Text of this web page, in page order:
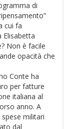
di
cui fa
Elisabetta
Non è facile
opacità che
Conte ha
per fatture
italiana al
anno. A
spese militari
dal